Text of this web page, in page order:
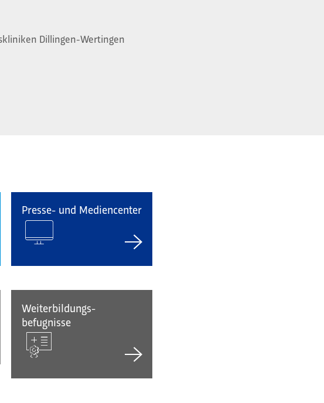
Dillingen-Wertingen
Presse- und Mediencenter
Weiterbildungs-
befugnisse